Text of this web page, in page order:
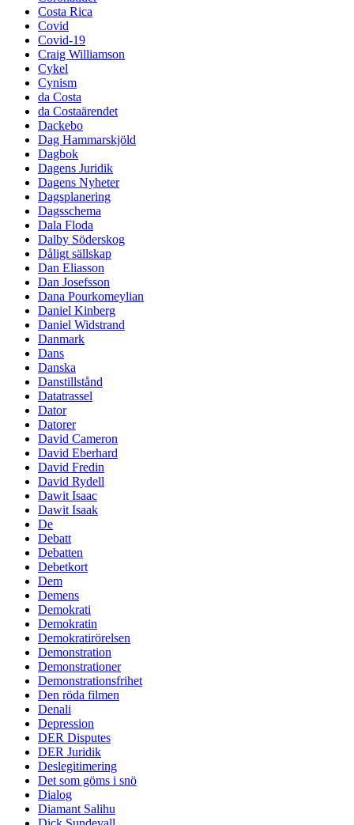
Costa Rica
Covid
Covid-19
Craig Williamson
Cykel
Cynism
da Costa
da Costaärendet
Dackebo
Dag Hammarskjöld
Dagbok
Dagens Juridik
Dagens Nyheter
Dagsplanering
Dagsschema
Dala Floda
Dalby Söderskog
Dåligt sällskap
Dan Eliasson
Dan Josefsson
Dana Pourkomeylian
Daniel Kinberg
Daniel Widstrand
Danmark
Dans
Danska
Danstillstånd
Datatrassel
Dator
Datorer
David Cameron
David Eberhard
David Fredin
David Rydell
Dawit Isaac
Dawit Isaak
De
Debatt
Debatten
Debetkort
Dem
Demens
Demokrati
Demokratin
Demokratirörelsen
Demonstration
Demonstrationer
Demonstrationsfrihet
Den röda filmen
Denali
Depression
DER Disputes
DER Juridik
Deslegitimering
Det som göms i snö
Dialog
Diamant Salihu